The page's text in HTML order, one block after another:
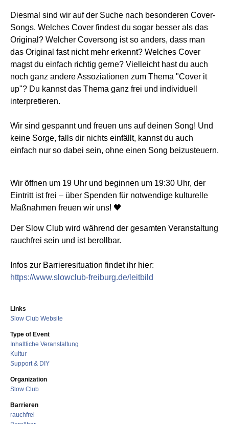
Diesmal sind wir auf der Suche nach besonderen Cover-
Songs. Welches Cover findest du sogar besser als das
Original? Welcher Coversong ist so anders, dass man
das Original fast nicht mehr erkennt? Welches Cover
magst du einfach richtig gerne? Vielleicht hast du auch
noch ganz andere Assoziationen zum Thema "Cover it
up"? Du kannst das Thema ganz frei und individuell
interpretieren.
Wir sind gespannt und freuen uns auf deinen Song! Und
keine Sorge, falls dir nichts einfällt, kannst du auch
einfach nur so dabei sein, ohne einen Song beizusteuern.
Wir öffnen um 19 Uhr und beginnen um 19:30 Uhr, der
Eintritt ist frei – über Spenden für notwendige kulturelle
Maßnahmen freuen wir uns! 🖤
Der Slow Club wird während der gesamten Veranstaltung
rauchfrei sein und ist berollbar.
Infos zur Barrieresituation findet ihr hier:
https://www.slowclub-freiburg.de/leitbild
Links
Slow Club Website
Type of Event
Inhaltliche Veranstaltung
Kultur
Support & DIY
Organization
Slow Club
Barrieren
rauchfrei